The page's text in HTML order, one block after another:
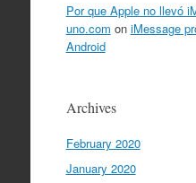
Por que Apple no llevó
uno.com on iMessage
Android
Archives
February 2020
January 2020